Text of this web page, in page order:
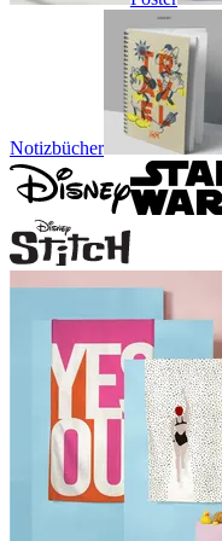
Notizbücher